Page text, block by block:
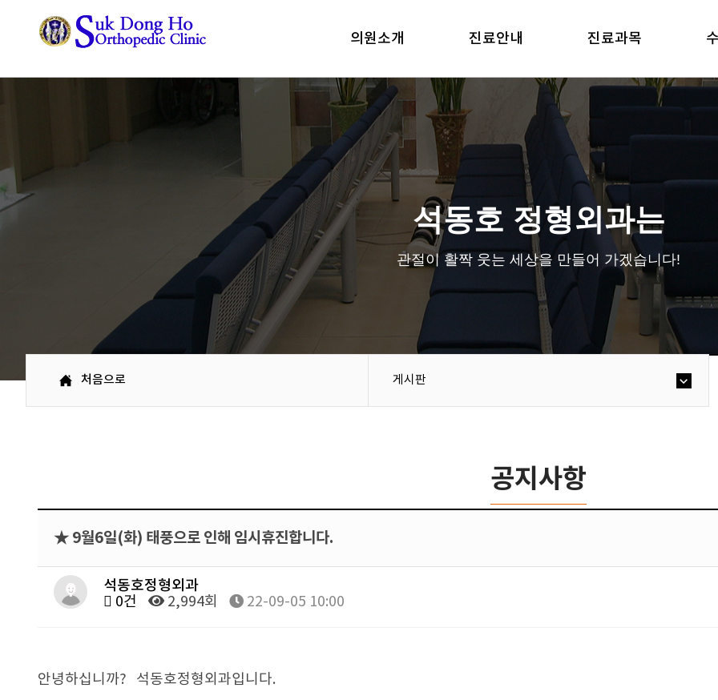
의원소개
진료안내 진료과목
석동호 정형외과는
관절이 활짝 웃는 세상을 만들어 가겠습니다!
처음으로 게시판
공지사항
★ 9월6일(화) 태풍으로 인해 임시휴진합니다.
석동호정형외과
0건
2,994회 22-09-05 10:00
안녕하십니까? 석동호정형외과입니다.